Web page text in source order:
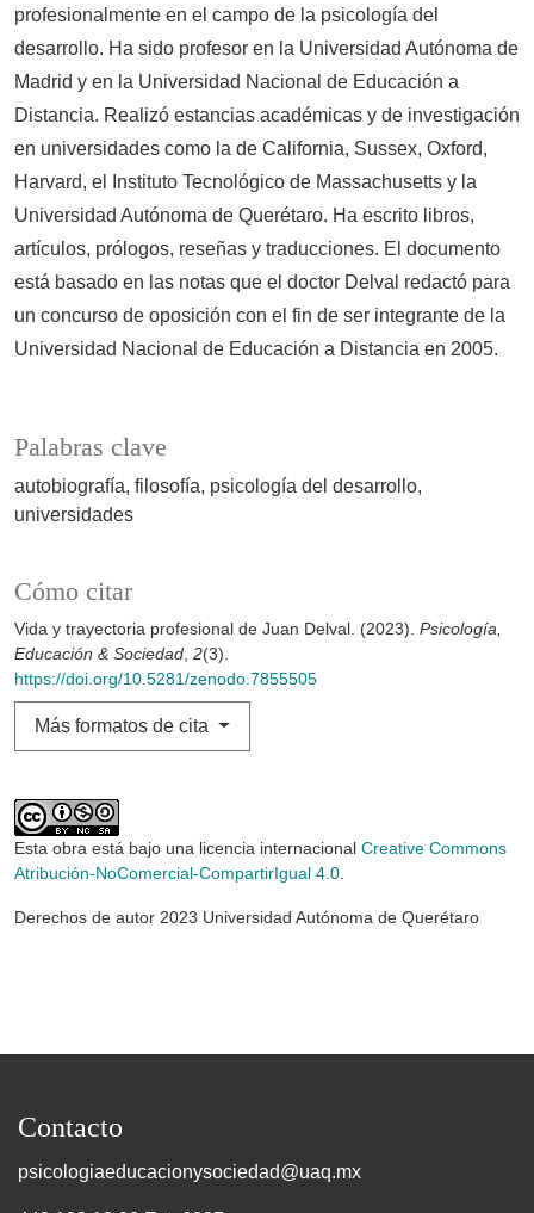
Palabras clave
autobiografía filosofía psicología del desarrollo
universidades
Cómo citar
Vida y trayectoria profesional de Juan Delval. (2023). Psicología,
Educación & Sociedad, 2(3).
https://doi.org/10.5281/zenodo.7855505
Más formatos de cita
profesionalmente en el campo de la psicología del
desarrollo. Ha sido profesor en la Universidad Autónoma de
Madrid y en la Universidad Nacional de Educación a
Distancia. Realizó estancias académicas y de investigación
en universidades como la de California, Sussex, Oxford,
Harvard, el Instituto Tecnológico de Massachusetts y la
Universidad Autónoma de Querétaro. Ha escrito libros,
artículos, prólogos, reseñas y traducciones. El documento
está basado en las notas que el doctor Delval redactó para
un concurso de oposición con el fin de ser integrante de la
Universidad Nacional de Educación a Distancia en 2005.
Esta obra está bajo una licencia internacional Creative Commons
Atribución-NoComercial-CompartirIgual 4.0.
Derechos de autor 2023 Universidad Autónoma de Querétaro
Contacto
psicologiaeducacionysociedad@uaq.mx